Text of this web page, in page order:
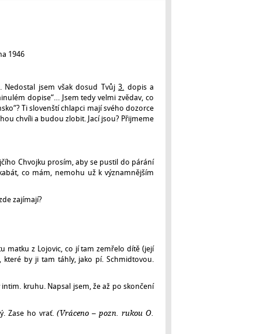
jsem však dosud Tvůj3. dopis a
dopise“… Jsem tedy velmi zvědav, co
Ti slovenští chlapci mají svého dozorce
chvíli a budou zlobit. Jací jsou? Přijmeme
Chvojku prosím, aby se pustil do párání
co mám, nemohu už k významnějším
zajímají?
matku z Lojovic, co jí tam zemřelo dítě (její
by ji tam táhly, jako pí. Schmidtovou.
kruhu. Napsal jsem, že až po skončení
Zase ho vrať. (Vráceno – pozn. rukou O.